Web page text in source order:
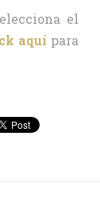
el
aquí para